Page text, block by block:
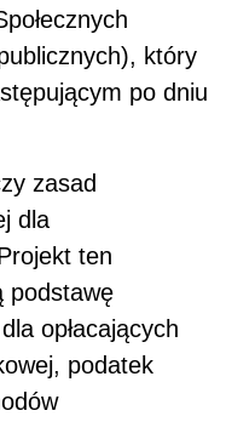
który
po dniu
zasad
dla
ten
podstawę
opłacających
podatek